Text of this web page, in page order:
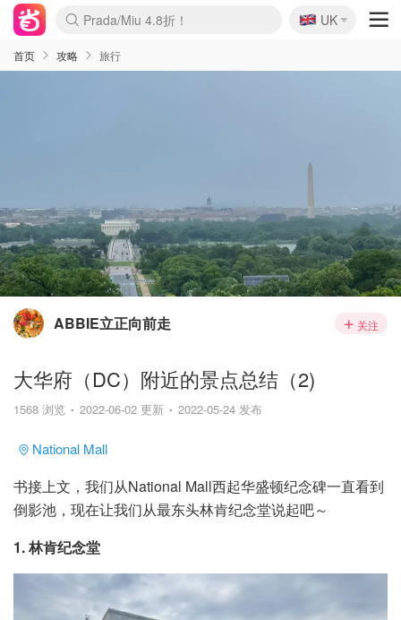
麦卢卡蜂蜜夏促！个位数！
Prada/Miu 4.8折！
啥？必胜客披萨5折！
🇬🇧
UK
首页 攻略 旅行
ABBIE立正向前走 关注
大华府（DC）附近的景点总结（2)
1568 浏览 2022-06-02 更新 2022-05-24 发布
National Mall
书接上文，我们从National Mall西起华盛顿纪念碑一直看到
倒影池，现在让我们从最东头林肯纪念堂说起吧～
1. 林肯纪念堂